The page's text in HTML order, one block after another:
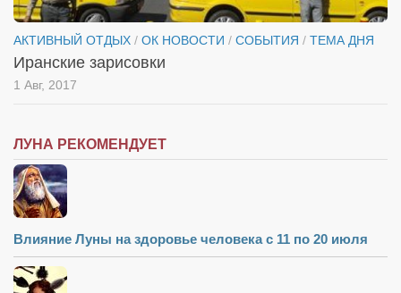
АКТИВНЫЙ ОТДЫХ / ОК НОВОСТИ / СОБЫТИЯ / ТЕМА ДНЯ
Иранские зарисовки
1 Авг, 2017
ЛУНА РЕКОМЕНДУЕТ
Влияние Луны на здоровье человека с 11 по 20 июля